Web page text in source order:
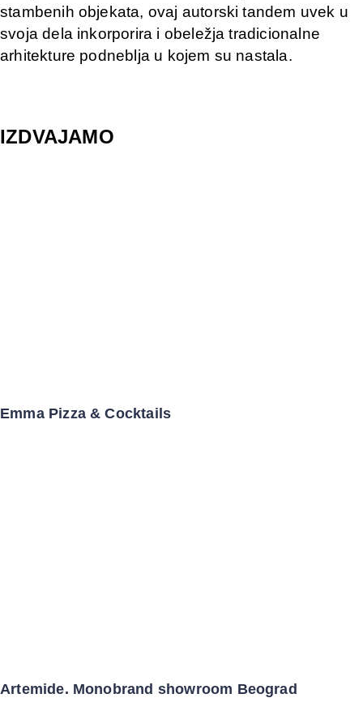
stambenih objekata, ovaj autorski tandem uvek u
svoja dela inkorporira i obeležja tradicionalne
arhitekture podneblja u kojem su nastala.
IZDVAJAMO
Emma Pizza & Cocktails
Artemide. Monobrand showroom Beograd